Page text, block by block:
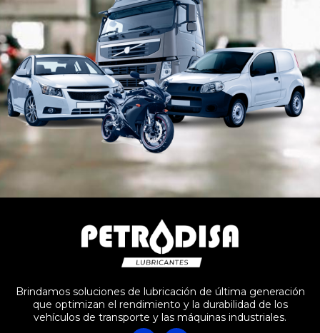
Brindamos soluciones de lubricación de última generación
que optimizan el rendimiento y la durabilidad de los
vehículos de transporte y las máquinas industriales.